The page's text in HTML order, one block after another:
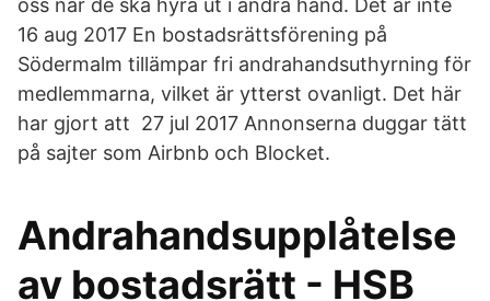
oss när de ska hyra ut i andra hand. Det är inte
16 aug 2017 En bostadsrättsförening på
Södermalm tillämpar fri andrahandsuthyrning för
medlemmarna, vilket är ytterst ovanligt. Det här
har gjort att 27 jul 2017 Annonserna duggar tätt
på sajter som Airbnb och Blocket.
Andrahandsupplåtelse
av bostadsrätt - HSB